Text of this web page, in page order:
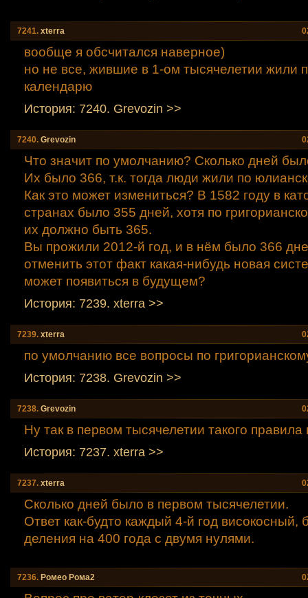
7241. xtеrra
вообще я обсчитался наверное)
но не все, жившие в 1-ом тысячелетии жили
календарю
История: 7240. Grevozin >>
7240. Grevozin
Что значит по умолчанию? Сколько дней
Их было 366, т.к. тогда люди жили по
Как это может измениться? В 1582 году в
странах было 355 дней, хотя по
их должно быть 365.
Вы прожили 2012-й год, и в нём было 366
отменить этот факт какая-нибудь новая
может появиться в будущем?
История: 7239. xtеrra >>
7239. xtеrra
по умолчанию все вопросы по
История: 7238. Grevozin >>
7238. Grevozin
Ну так в первом тысячелетии такого
История: 7237. xtеrra >>
7237. xtеrra
Сколько дней было в первом тысячелетии.
Ответ как-будто каждый 4-й год високосный,
деления на 400 года с двумя нулями.
7236. Ромео Рома2